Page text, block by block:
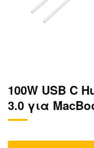
100W USB C
3.0 για